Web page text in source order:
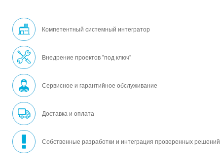
Компетентный системный интегратор
Внедрение проектов "под ключ"
Сервисное и гарантийное обслуживание
Доставка и оплата
Собственные разработки и интеграция проверенных решений